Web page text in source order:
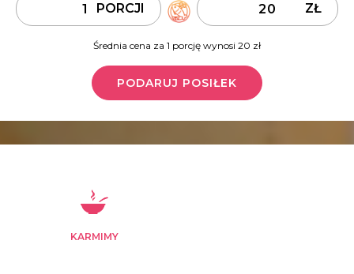
PORCJI
ZŁ
Średnia cena za 1 porcję wynosi 20 zł
PODARUJ POSIŁEK
KARMIMY